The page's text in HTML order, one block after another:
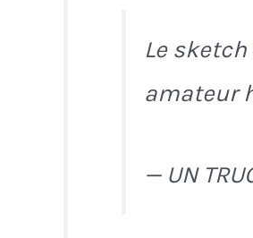
Le
amateur
— UN